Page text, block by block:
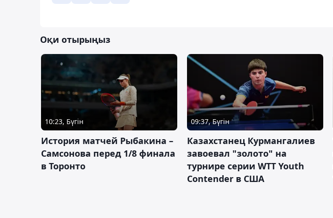
Оқи отырыңыз
10:23, Бүгін
История матчей Рыбакина –
Самсонова перед 1/8 финала
в Торонто
09:37, Бүгін
Казахстанец Курмангалиев
завоевал "золото" на
турнире серии WTT Youth
Contender в США